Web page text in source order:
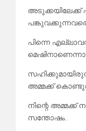
അടുക്കയിലേക്ക്
പിന്നെ
മെഷിനാണെന്നാ
അമ്മക്ക്
നിന്റെ അമ്മക്ക്
സന്തോഷം..